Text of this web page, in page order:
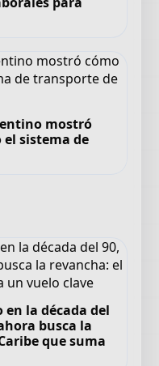
mostró
sistema de
la década del
busca la
que suma